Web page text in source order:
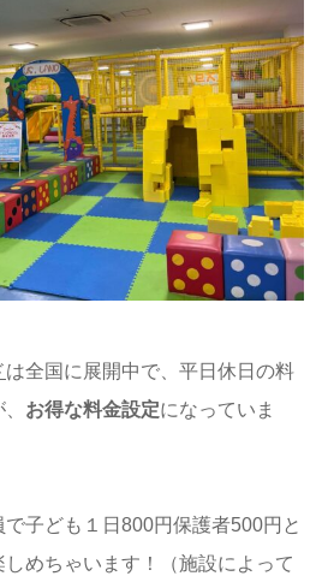
は全国に展開中で、平日休日の料
お得な料金設定になっていま
子ども１日800円保護者500円と
めちゃいます！（施設によって